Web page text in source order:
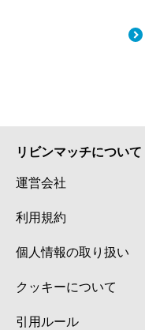
リビンマッチについて
運営会社
利用規約
個人情報の取り扱い
クッキーについて
引用ルール